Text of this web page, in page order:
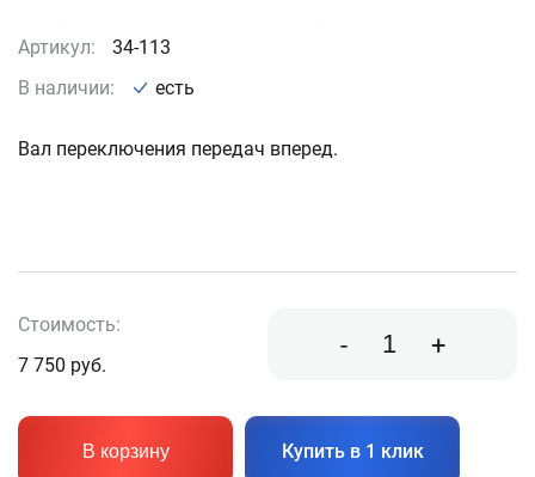
Артикул:
34-113
В наличии:
есть
Вал переключения передач вперед.
Стоимость:
7 750 руб.
- +
В корзину Купить в 1 клик